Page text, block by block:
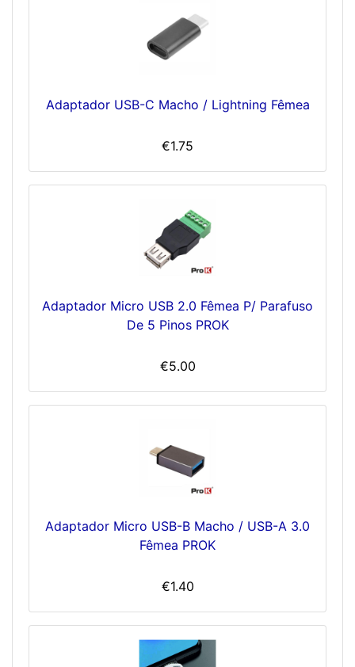
Adaptador USB-C Macho / Lightning Fêmea
€1.75
Adaptador Micro USB 2.0 Fêmea P/ Parafuso
De 5 Pinos PROK
€5.00
Adaptador Micro USB-B Macho / USB-A 3.0
Fêmea PROK
€1.40